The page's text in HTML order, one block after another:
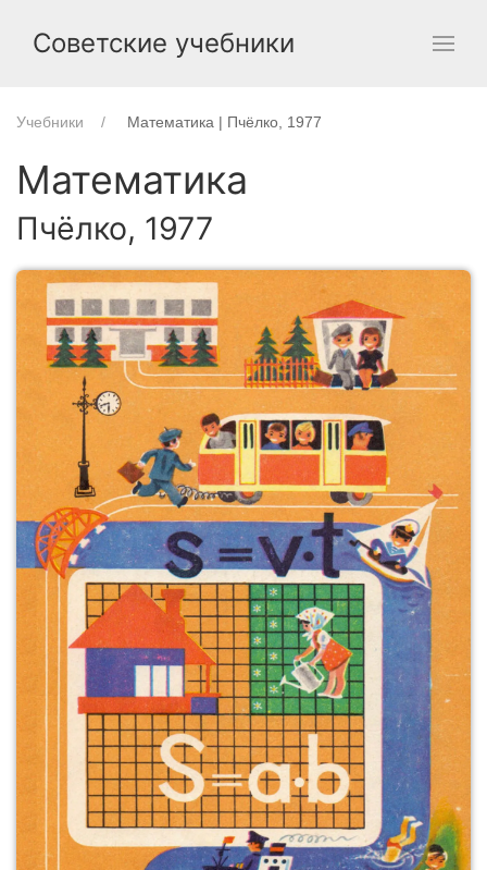
Советские учебники
Учебники Математика | Пчёлко, 1977
Математика
Пчёлко, 1977